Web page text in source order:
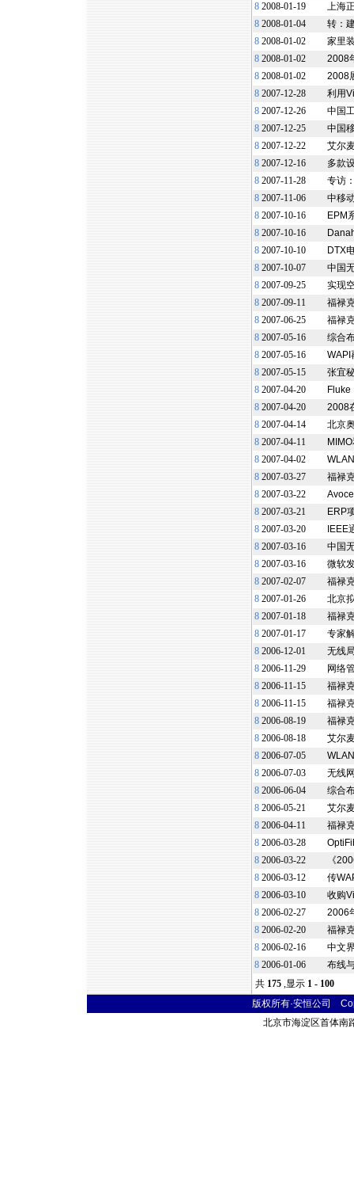
8 2008-01-19
上海
8 2008-01-04
转：
8 2008-01-02
家里
8 2008-01-02
2008
8 2008-01-02
2008
8 2007-12-28
利用
8 2007-12-26
中国
8 2007-12-25
中国
8 2007-12-22
艾尔
8 2007-12-16
多款
8 2007-11-28
专访
8 2007-11-06
中移
8 2007-10-16
EPM
8 2007-10-16
8 2007-10-10
DTX
8 2007-10-07
中国
8 2007-09-25
实现
8 2007-09-11
福禄
8 2007-06-25
福禄
8 2007-05-16
综合
8 2007-05-16
WAPI
8 2007-05-15
张宜
8 2007-04-20
Fluke
8 2007-04-20
2008
8 2007-04-14
北京
8 2007-04-11
8 2007-04-02
8 2007-03-27
福禄
8 2007-03-22
8 2007-03-21
ERP
8 2007-03-20
8 2007-03-16
中国
8 2007-03-16
微软
8 2007-02-07
福禄
8 2007-01-26
北京
8 2007-01-18
福禄
8 2007-01-17
专家
8 2006-12-01
无线
8 2006-11-29
网络
8 2006-11-15
福禄
8 2006-11-15
福禄
8 2006-08-19
福禄
8 2006-08-18
艾尔
8 2006-07-05
8 2006-07-03
无线
8 2006-06-04
综合
8 2006-05-21
艾尔
8 2006-04-11
福禄
8 2006-03-28
8 2006-03-22
《
8 2006-03-12
传
8 2006-03-10
收购
8 2006-02-27
2006
8 2006-02-20
福禄
8 2006-02-16
中文
8 2006-01-06
布线
共 175 ,显示 1 - 100
版权所有·安恒公司
北京市海淀区首体南路9号